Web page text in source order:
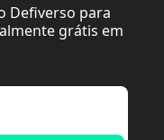
Defiverso para
grátis em